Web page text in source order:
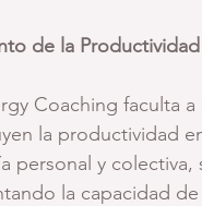
de la
Coaching faculta
la productividad
personal y
la capacidad